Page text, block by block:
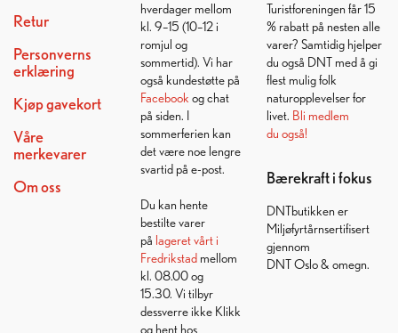
Retur
Personverns
erklæring
Kjøp gavekort
Våre
merkevarer
Om oss
hverdager mellom
kl. 9–15 (10–12 i
romjul og
sommertid). Vi har
også kundestøtte på
Facebook og chat
på siden. I
sommerferien kan
det være noe lengre
svartid på e-post.
Du kan hente
bestilte varer
på lageret vårt i
Fredrikstadmellom
kl. 08.00 og
15.30. Vi tilbyr
dessverre ikke Klikk
og hent hos
Turistforeningen får 15
% rabatt på nesten alle
varer? Samtidig hjelper
du også DNT med å gi
flest mulig folk
naturopplevelser for
livet. Bli medlem
du også!
Bærekraft i fokus
DNTbutikken er
Miljøfyrtårnsertifisert
gjennom
DNT Oslo & omegn.